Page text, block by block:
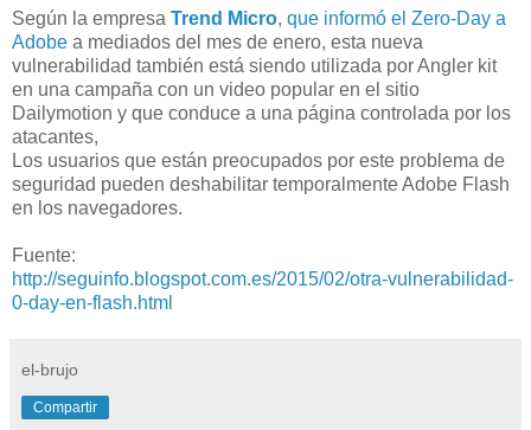
Según la empresa Trend Micro, que informó el Zero-Day a
Adobe a mediados del mes de enero, esta nueva
vulnerabilidad también está siendo utilizada por Angler kit
en una campaña con un video popular en el sitio
Dailymotion y que conduce a una página controlada por los
atacantes,
Los usuarios que están preocupados por este problema de
seguridad pueden deshabilitar temporalmente Adobe Flash
en los navegadores.
Fuente:
http://seguinfo.blogspot.com.es/2015/02/otra-vulnerabilidad-
0-day-en-flash.html
el-brujo
Compartir